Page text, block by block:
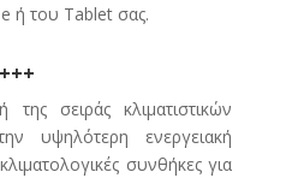
ή του Tablet σας.
σειράς κλιματιστικών
υψηλότερη ενεργειακή
συνθήκες για